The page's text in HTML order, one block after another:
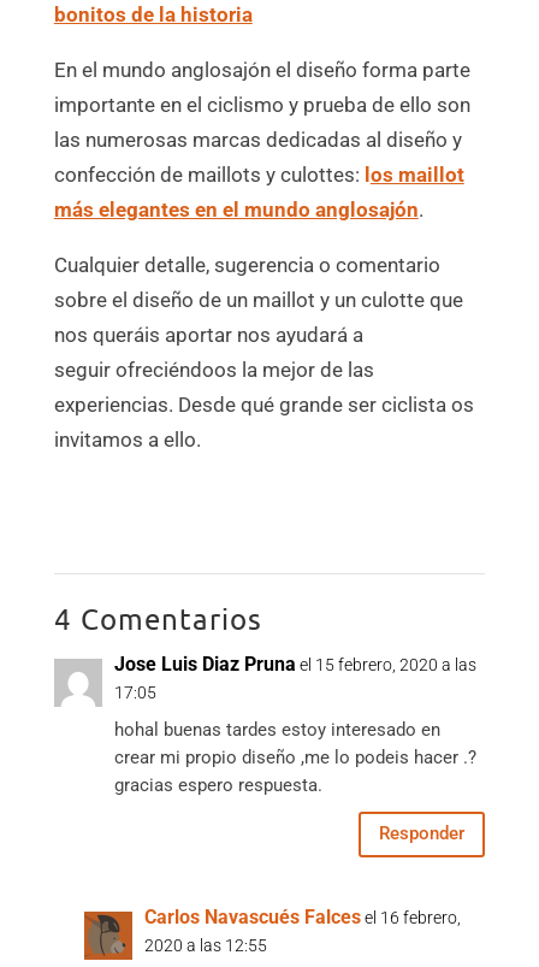
bonitos de la historia
En el mundo anglosajón el diseño forma parte
importante en el ciclismo y prueba de ello son
las numerosas marcas dedicadas al diseño y
confección de maillots y culottes: los maillot
más elegantes en el mundo anglosajón.
Cualquier detalle, sugerencia o comentario
sobre el diseño de un maillot y un culotte que
nos queráis aportar nos ayudará a
seguir ofreciéndoos la mejor de las
experiencias. Desde qué grande ser ciclista os
invitamos a ello.
4 Comentarios
Jose Luis Diaz Pruna el 15 febrero, 2020 a las
17:05
hohal buenas tardes estoy interesado en
crear mi propio diseño ,me lo podeis hacer .?
gracias espero respuesta.
Responder
Carlos Navascués Falces el 16 febrero,
2020 a las 12:55